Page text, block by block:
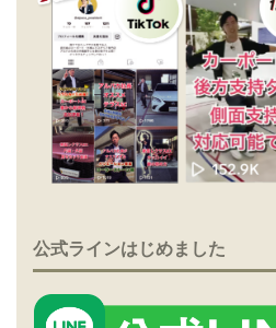
公式ラインはじめました